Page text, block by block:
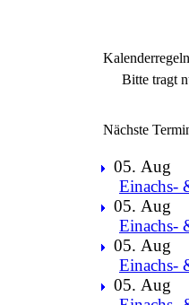
Kalenderregeln
Bitte tragt
Nächste
05. Aug
Einachs-
05. Aug
Einachs-
05. Aug
Einachs-
05. Aug